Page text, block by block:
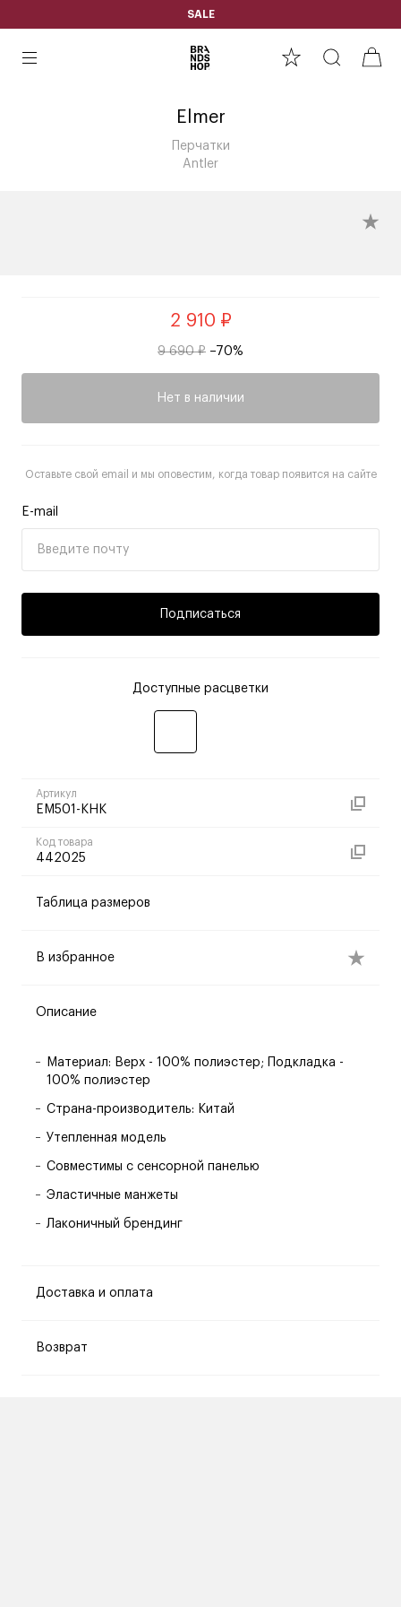
SALE
Elmer
Перчатки
Antler
2 910 ₽
9 690 ₽ –70%
Нет в наличии
Оставьте свой email и мы оповестим, когда товар появится на сайте
E-mail
Подписаться
Доступные расцветки
Артикул
EM501-KHK
Код товара
442025
Таблица размеров
В избранное
Описание
Материал: Верх - 100% полиэстер; Подкладка -
100% полиэстер
Страна-производитель: Китай
Утепленная модель
Совместимы с сенсорной панелью
Эластичные манжеты
Лаконичный брендинг
Доставка и оплата
Возврат